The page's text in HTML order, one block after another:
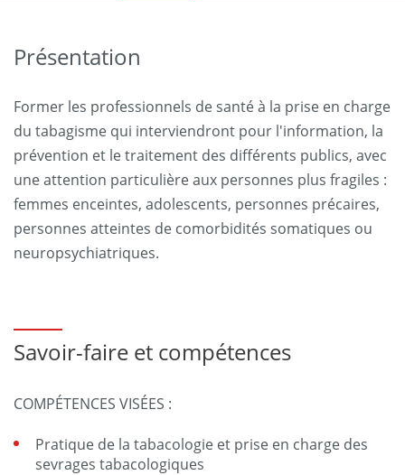
Présentation
Former les professionnels de santé à la prise en charge
du tabagisme qui interviendront pour l'information, la
prévention et le traitement des différents publics, avec
une attention particulière aux personnes plus fragiles :
femmes enceintes, adolescents, personnes précaires,
personnes atteintes de comorbidités somatiques ou
neuropsychiatriques.
Savoir-faire et compétences
COMPÉTENCES VISÉES :
Pratique de la tabacologie et prise en charge des
sevrages tabacologiques